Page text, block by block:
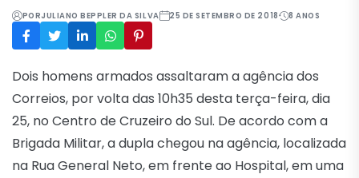
PORJULIANO BEPPLER DA SILVA 25 DE SETEMBRO DE 2018 8 ANOS
Dois homens armados assaltaram a agência dos
Correios, por volta das 10h35 desta terça-feira, dia
25, no Centro de Cruzeiro do Sul. De acordo com a
Brigada Militar, a dupla chegou na agência, localizada
na Rua General Neto, em frente ao Hospital, em uma